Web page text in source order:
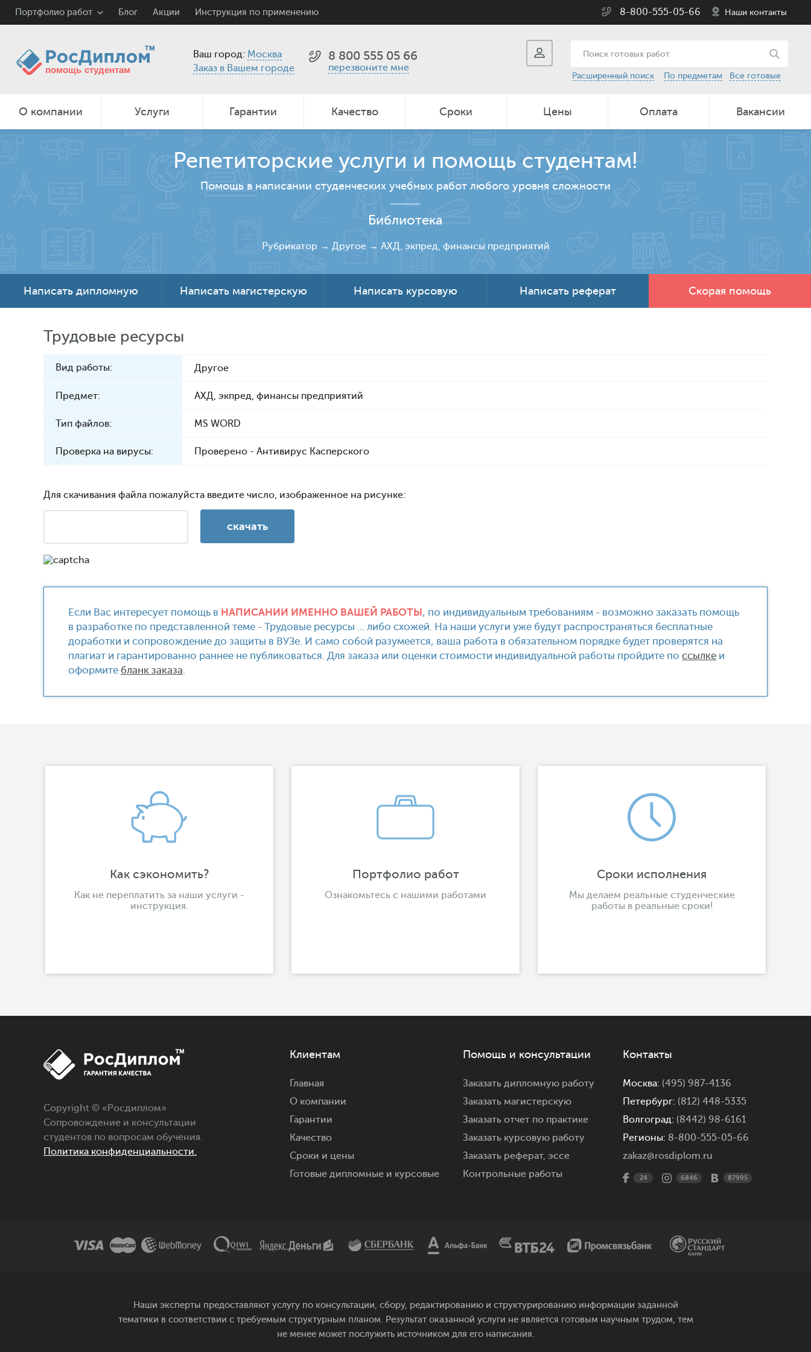
Портфолио работ Блог Акции Инструкция по применению 8-800-555-05-66 Наши контакты
Ваш город: Москва
Заказ в Вашем городе
8 800 555 05 66
перезвоните мне
Расширенный поиск По предметам Все готовые
О компании Услуги Гарантии Качество Сроки Цены Оплата Вакансии
Репетиторские услуги и помощь студентам!
Помощь в написании студенческих учебных работ любого уровня сложности
Библиотека
Рубрикатор → Другое→ АХД, экпред, финансы предприятий
Написать дипломную Написать магистерскую Написать курсовую Написать реферат Скорая помощь
Трудовые ресурсы
Вид работы: Другое
Предмет: АХД, экпред, финансы предприятий
Тип файлов: MS WORD
Проверка на вирусы: Проверено - Антивирус Касперского
Для скачивания файла пожалуйста введите число, изображенное на рисунке:
Если Вас интересует помощь в НАПИСАНИИ ИМЕННО ВАШЕЙ РАБОТЫ, по индивидуальным требованиям - возможно заказать помощь
в разработке по представленной теме - Трудовые ресурсы ... либо схожей. На наши услуги уже будут распространяться бесплатные
доработки и сопровождение до защиты в ВУЗе. И само собой разумеется, ваша работа в обязательном порядке будет проверятся на
плагиат и гарантированно раннее не публиковаться. Для заказа или оценки стоимости индивидуальной работы пройдите по ссылке и
оформите бланк заказа.
Как сэкономить?
Как не переплатить за наши услуги -
инструкция.
Портфолио работ
Ознакомьтесь с нашими работами
Сроки исполнения
Мы делаем реальные студенческие
работы в реальные сроки!
Copyright © «Росдиплом»
Сопровождение и консультации
студентов по вопросам обучения.
Политика конфиденциальности.
Контакты
Москва: (495) 987-4136
Петербург: (812) 448-5335
Волгоград: (8442) 98-6161
Регионы: 8-800-555-05-66
zakaz@rosdiplom.ru
24 6846 87995
Клиентам
Главная
О компании
Гарантии
Качество
Сроки и цены
Готовые дипломные и курсовые
Помощь и консультации
Заказать дипломную работу
Заказать магистерскую
Заказать отчет по практике
Заказать курсовую работу
Заказать реферат, эссе
Контрольные работы
Наши эксперты предоставляют услугу по консультации, сбору, редактированию и структурированию информации заданной
тематики в соответствии с требуемым структурным планом. Результат оказанной услуги не является готовым научным трудом, тем
не менее может послужить источником для его написания.